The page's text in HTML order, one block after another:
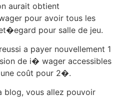
aurait obtient
pour avoir tous les
pour salle de jeu.
a payer nouvellement 1
de i� wager accessibles
coût pour 2�.
blog, vous allez pouvoir